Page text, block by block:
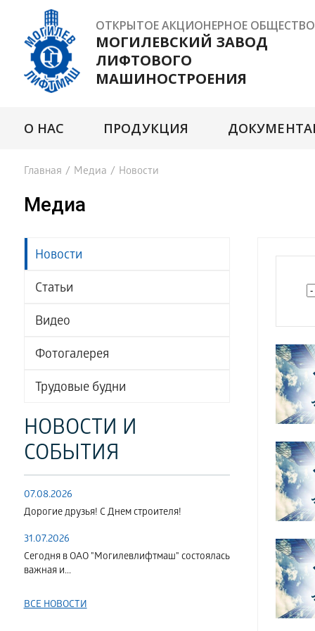
ОТКРЫТОЕ АКЦИОНЕРНОЕ ОБЩЕСТВО
МОГИЛЕВСКИЙ ЗАВОД
ЛИФТОВОГО
МАШИНОСТРОЕНИЯ
О НАС ПРОДУКЦИЯ
Главная / Медиа / Новости
Медиа
Новости
Статьи
Видео
Фотогалерея
Трудовые будни
НОВОСТИ И
СОБЫТИЯ
07.08.2026
Дорогие друзья! С Днем строителя!
31.07.2026
Сегодня в ОАО "Могилевлифтмаш" состоялась
важная и...
ВСЕ НОВОСТИ